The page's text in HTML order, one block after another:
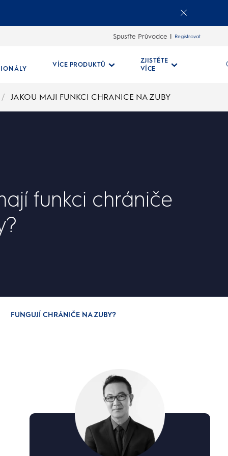
Spusťte Průvodce Registrovat
VÍCE PRODUKTŮ
ZJISTĚTE
VÍCE
JAKOU MAJI FUNKCI CHRANICE NA ZUBY
funkci chrániče
FUNGUJÍ CHRÁNIČE NA ZUBY?